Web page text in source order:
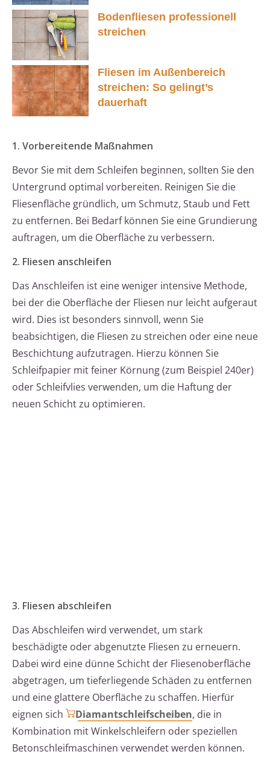
Bodenfliesen professionell
streichen
Fliesen im Außenbereich
streichen: So gelingt’s
dauerhaft
1. Vorbereitende Maßnahmen
Bevor Sie mit dem Schleifen beginnen, sollten Sie den
Untergrund optimal vorbereiten. Reinigen Sie die
Fliesenfläche gründlich, um Schmutz, Staub und Fett
zu entfernen. Bei Bedarf können Sie eine Grundierung
auftragen, um die Oberfläche zu verbessern.
2. Fliesen anschleifen
Das Anschleifen ist eine weniger intensive Methode,
bei der die Oberfläche der Fliesen nur leicht aufgeraut
wird. Dies ist besonders sinnvoll, wenn Sie
beabsichtigen, die Fliesen zu streichen oder eine neue
Beschichtung aufzutragen. Hierzu können Sie
Schleifpapier mit feiner Körnung (zum Beispiel 240er)
oder Schleifvlies verwenden, um die Haftung der
neuen Schicht zu optimieren.
3. Fliesen abschleifen
Das Abschleifen wird verwendet, um stark
beschädigte oder abgenutzte Fliesen zu erneuern.
Dabei wird eine dünne Schicht der Fliesenoberfläche
abgetragen, um tieferliegende Schäden zu entfernen
und eine glattere Oberfläche zu schaffen. Hierfür
eignen sich
Diamantschleifscheiben, die in
Kombination mit Winkelschleifern oder speziellen
Betonschleifmaschinen verwendet werden können.